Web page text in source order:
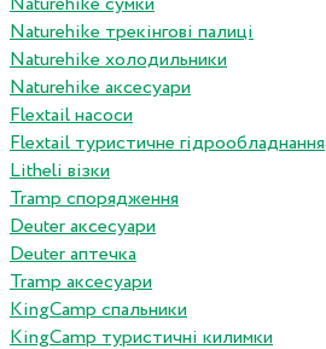
Naturehike трекінгові палиці
Naturehike холодильники
Naturehike аксесуари
Flextail насоси
Flextail туристичне гідрообладнання
Litheli візки
Tramp спорядження
Deuter аксесуари
Deuter аптечка
Tramp аксесуари
KingCamp спальники
KingCamp туристичні килимки